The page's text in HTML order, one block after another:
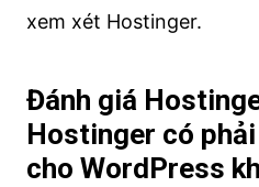
xem xét Hostinger.
Đánh giá
Hostinger có
cho WordPress